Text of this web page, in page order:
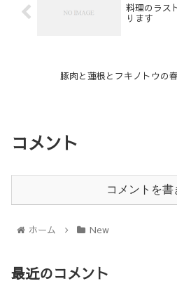
料理のラス
ります
豚肉と蓮根とフキノトウの
コメント
コメントを書
ホーム New
最近のコメント